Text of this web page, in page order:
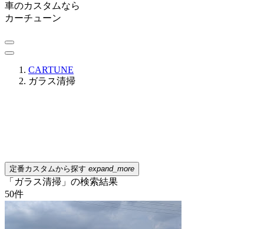
車のカスタムなら
カーチューン
CARTUNE
ガラス清掃
定番カスタムから探す expand_more
「ガラス清掃」の検索結果
50件